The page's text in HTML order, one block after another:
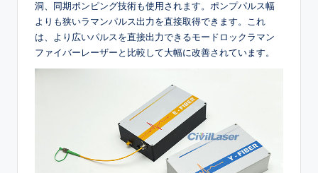
洞、同期ポンピング技術も使用されます。ポンプパルス幅
よりも狭いラマンパルス出力を直接取得できます。これ
は、より広いパルスを直接出力できるモードロックラマン
ファイバーレーザーと比較して大幅に改善されています。